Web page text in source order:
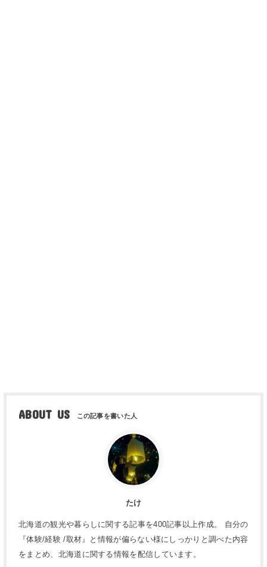
ABOUT US
たけ
北海道の観光や暮らしに関する記事を400記事以上作成。 自分の
『体験/経験 /取材』と情報が偏らない様にしっかりと調べた内容
をまとめ、北海道に関する情報を配信しています。